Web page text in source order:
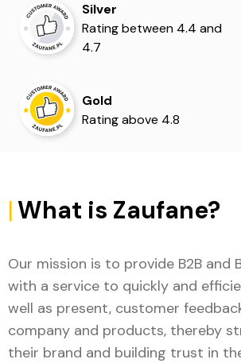
Silver
Rating between 4.4 and
4.7
Gold
Rating above 4.8
|What is Zaufane?
Our mission is to provide B2B and
with a service to quickly and
well as present, customer
company and products, thereby
their brand and building trust in